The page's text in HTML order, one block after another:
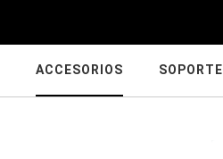
ACCESORIOS SOPORTE